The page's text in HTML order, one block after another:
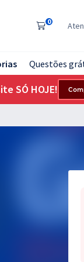
0
Questões
SÓ HOJE!